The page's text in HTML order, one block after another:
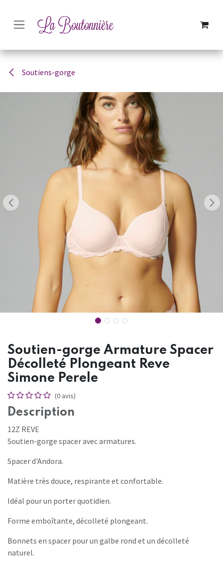
Soutiens-gorge
Soutien-gorge Armature Spacer
Décolleté Plongeant Reve
Simone Perele
(0 avis)
Description
12Z REVE
Soutien-gorge spacer avec armatures.
Spacer d'Andora.
Matière très douce, respirante et confortable.
Idéal pour un porter quotidien.
Forme emboîtante, décolleté plongeant.
Bonnets en spacer pour un galbe rond et un décolleté
naturel.